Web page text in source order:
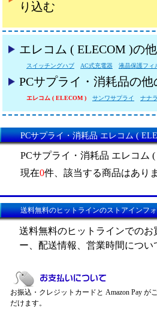
り込む
エレコム ( ELECOM )の
スイッチングハブ AC式充電器 液晶保護フィ
PCサプライ・消耗品の
エレコム ( ELECOM ) サンワサプライ ナナ
PCサプライ・消耗品 エレコム (
PCサプライ・消耗品 エレコム
現在0件、該当する商品はあり
送料無料のヒットラインのストアインフ
送料無料のヒットラインでの
ー、配送情報、営業時間につ
お振込・クレジットカードと Amazon Pay が
だけます。